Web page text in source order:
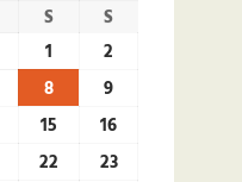
S
S
1
2
8
9
15
16
22
23